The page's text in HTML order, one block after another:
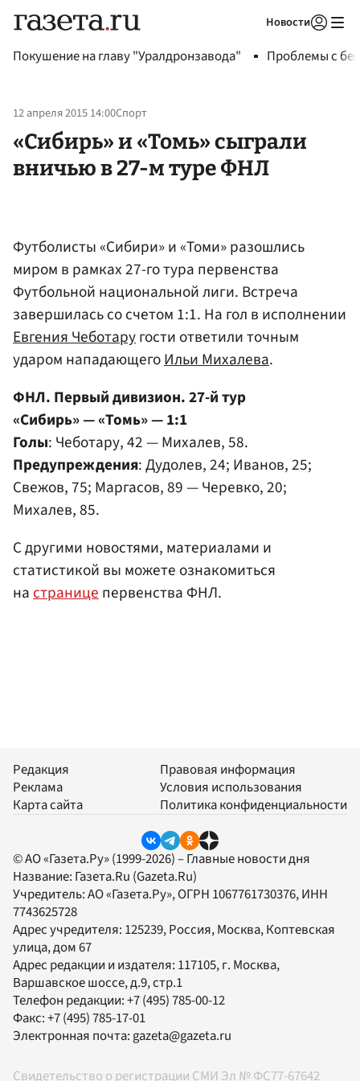
Новости
Покушение на главу "Уралдронзавода" Проблемы с
12 апреля 2015 14:00Спорт
«Сибирь» и «Томь» сыграли
вничью в 27-м туре ФНЛ
Футболисты «Сибири» и «Томи» разошлись
миром в рамках 27-го тура первенства
Футбольной национальной лиги. Встреча
завершилась со счетом 1:1. На гол в исполнении
Евгения Чеботаругости ответили точным
ударом нападающегоИльи Михалева.
ФНЛ. Первый дивизион. 27-й тур
«Сибирь» — «Томь» — 1:1
Голы: Чеботару, 42 — Михалев, 58.
Предупреждения: Дудолев, 24; Иванов, 25;
Свежов, 75; Маргасов, 89 — Черевко, 20;
Михалев, 85.
С другими новостями, материалами и
статистикой вы можете ознакомиться
настраницепервенства ФНЛ.
Редакция
Реклама
Карта сайта
Правовая информация
Условия использования
Политика конфиденциальности
© АО «Газета.Ру» (1999-2026) – Главные новости дня
Название: Газета.Ru (Gazeta.Ru)
Учредитель:АО «Газета.Ру», ОГРН 1067761730376, ИНН
7743625728
Адрес учредителя: 125239, Россия, Москва, Коптевская
улица, дом 67
Адрес редакции и издателя: 117105, г. Москва,
Варшавское шоссе, д.9, стр.1
Телефон редакции:+7 (495) 785-00-12
Факс:+7 (495) 785-17-01
Электронная почта: gazeta@gazeta.ru
Свидетельство о регистрации СМИ Эл № ФС77-67642